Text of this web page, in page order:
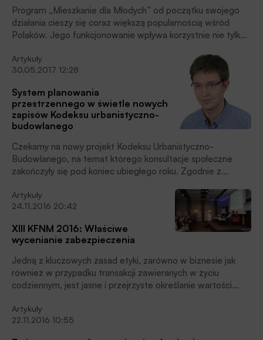
Program „Mieszkanie dla Młodych” od początku swojego
działania cieszy się coraz większą popularnością wśród
Polaków. Jego funkcjonowanie wpływa korzystnie nie tylko
banki udzielające kredytów hipotecznych oraz
deweloperów, którzy biją kolejne rekordy sprzedaży
mieszkań. Pierwszy kwartał 2017 roku był rekordowy jeśli
chodzi o liczbę złożonych wniosków. Środki niestety bardzo
szybko się wyczerpały i nie każdy mógł z nich skorzystać.
Rząd wychodząc naprzeciw dużemu zainteresowaniu
Programem zmienia przepisy, które umożliwią skorzystanie
ze środków większej liczbie wnioskujących.
Artykuły
30.05.2017 12:28
System planowania
przestrzennego w świetle nowych
zapisów Kodeksu urbanistyczno-
budowlanego
Czekamy na nowy projekt Kodeksu Urbanistyczno-
Budowlanego, na temat którego konsultacje społeczne
zakończyły się pod koniec ubiegłego roku. Zgodnie z
Budownictwa, tekst z wynikającymi z konsultacji zmianami
miał zostać opublikowany do końca marca 2017, a już w
lipcu trafić na ścieżkę legislacyjną. Niestety, według
najnowszych prognoz, prace legislacyjne mają rozpocząć
się w drugiej połowie roku, a dopiero jesienią projekt trafić
ma do Rady Ministrów. Oddalają się tym samym plany
wdrożenia w życie pierwszych regulacji wraz z początkiem
przyszłego roku.
Artykuły
24.11.2016 20:42
XIII KFNM 2016: Właściwe
wycenianie zabezpieczenia
Jedną z kluczowych zasad etyki, zarówno w biznesie jak
również w przypadku transakcji zawieranych w życiu
codziennym, jest jasne i przejrzyste określanie wartości
korelacji pomiędzy ustaloną ceną a rzeczywistą wartością
sprzedawanego przedmiotu. Niezależnie od aspektu
Artykuły
22.11.2016 10:55